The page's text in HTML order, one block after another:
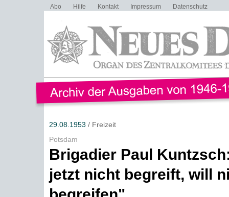
Abo Hilfe Kontakt Impressum Datenschutz
29.08.1953 / Freizeit
Potsdam
Brigadier Paul
jetzt nicht begreift, will